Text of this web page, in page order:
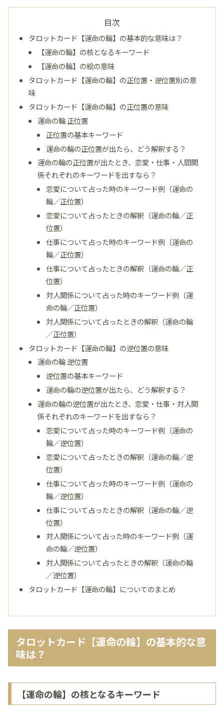
目次
タロットカード【運命の輪】の基本的な意味は？
【運命の輪】の核となるキーワード
【運命の輪】の絵の意味
タロットカード【運命の輪】の正位置・逆位置別の意
味
タロットカード【運命の輪】の正位置の意味
運命の輪 正位置
正位置の基本キーワード
運命の輪の正位置が出たら、どう解釈する？
運命の輪の正位置が出たとき、恋愛・仕事・人間関
係それぞれのキーワードを出すなら？
恋愛について占った時のキーワード例（運命の
輪／正位置）
恋愛について占ったときの解釈（運命の輪／正
位置）
仕事について占った時のキーワード例（運命の
輪／正位置）
仕事について占ったときの解釈（運命の輪／正
位置）
対人関係について占った時のキーワード例（運
命の輪／正位置）
対人関係について占ったときの解釈（運命の輪
／正位置）
タロットカード【運命の輪】の逆位置の意味
運命の輪 逆位置
逆位置の基本キーワード
運命の輪の逆位置が出たら、どう解釈する？
運命の輪の逆位置が出たとき、恋愛・仕事・対人関
係それぞれのキーワードを出すなら？
恋愛について占った時のキーワード例（運命の
輪／逆位置）
恋愛について占ったときの解釈（運命の輪／逆
位置）
仕事について占った時のキーワード例（運命の
輪／逆位置）
仕事について占ったときの解釈（運命の輪／逆
位置）
対人関係について占った時のキーワード例（運
命の輪／逆位置）
対人関係について占ったときの解釈（運命の輪
／逆位置）
タロットカード【運命の輪】についてのまとめ
タロットカード【運命の輪】の基本的な意
味は？
【運命の輪】の核となるキーワード